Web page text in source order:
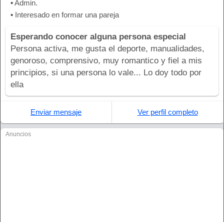
▪ Admin.
▪ Interesado en formar una pareja
Esperando conocer alguna persona especial
Persona activa, me gusta el deporte, manualidades,
genoroso, comprensivo, muy romantico y fiel a mis
principios, si una persona lo vale... Lo doy todo por
ella
Enviar mensaje Ver perfil completo
Anuncios